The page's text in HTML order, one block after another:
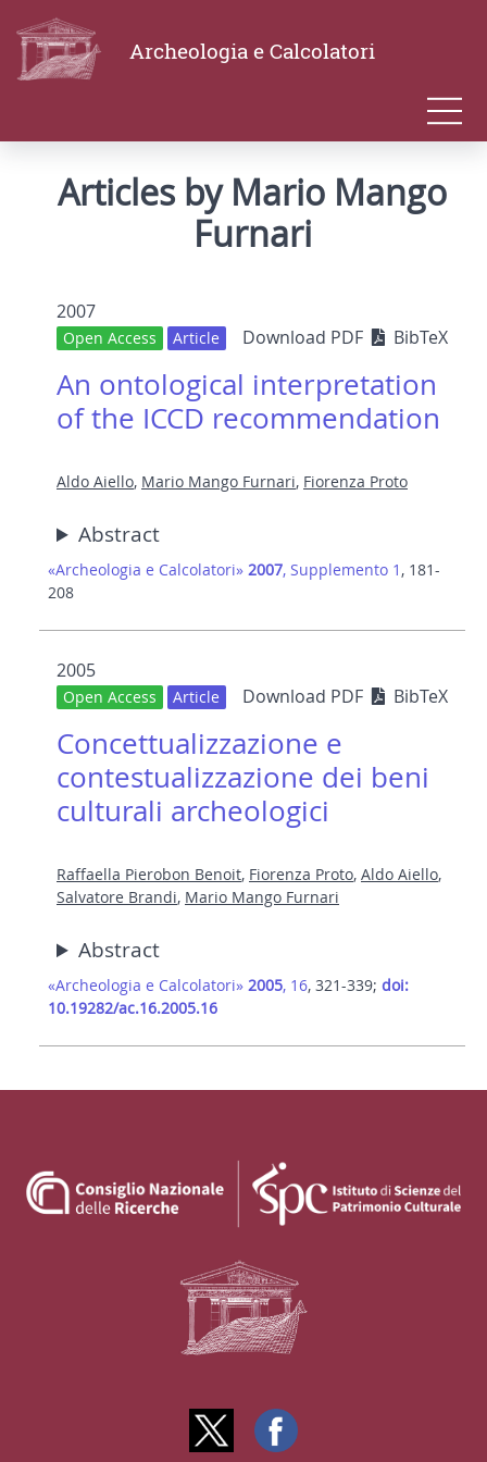
Archeologia e Calcolatori
Articles by Mario Mango
Furnari
2007
Open Access Article Download PDF BibTeX
An ontological interpretation
of the ICCD recommendation
Aldo Aiello, Mario Mango Furnari, Fiorenza Proto
Abstract
«Archeologia e Calcolatori» 2007, Supplemento 1 , 181-
208
2005
Open Access Article Download PDF BibTeX
Concettualizzazione e
contestualizzazione dei beni
culturali archeologici
Raffaella Pierobon Benoit, Fiorenza Proto, Aldo Aiello,
Salvatore Brandi, Mario Mango Furnari
Abstract
«Archeologia e Calcolatori» 2005, 16, 321-339; doi:
10.19282/ac.16.2005.16